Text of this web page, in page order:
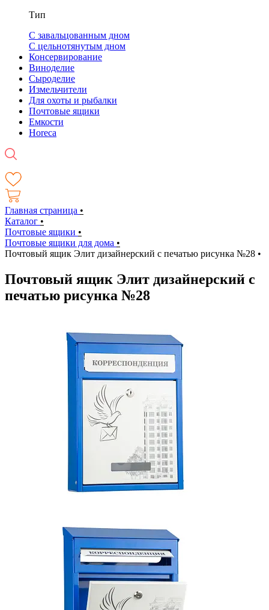
Тип
С завальцованным дном
С цельнотянутым дном
Консервирование
Виноделие
Сыроделие
Измельчители
Для охоты и рыбалки
Почтовые ящики
Емкости
Horeca
Главная страница •
Каталог •
Почтовые ящики •
Почтовые ящики для дома •
Почтовый ящик Элит дизайнерский с печатью рисунка №28 •
Почтовый ящик Элит дизайнерский с
печатью рисунка №28